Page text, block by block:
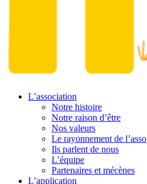
L’association
Notre histoire
Notre raison d’être
Nos valeurs
Le rayonnement de l’asso
Ils parlent de nous
L’équipe
Partenaires et mécènes
L’application